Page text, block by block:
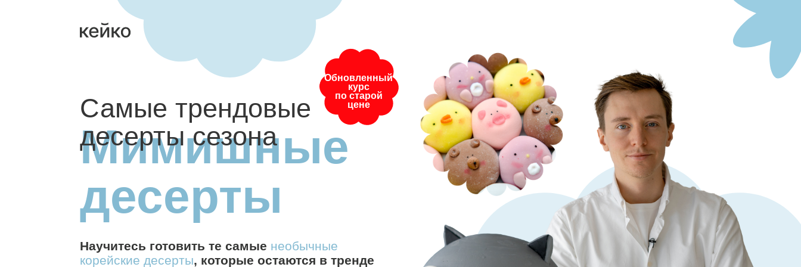
Мимишные
десерты
Самые трендовые
десерты сезона
Научитесь готовить те самые
и о нихмечтает каждый заказчик
Обновленный
курс
по старой
цене